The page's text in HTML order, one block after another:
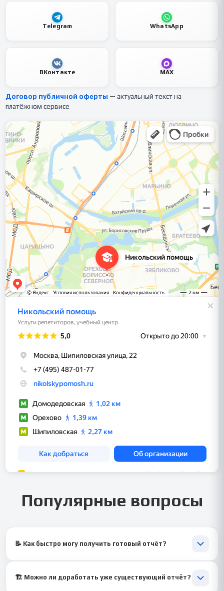
Telegram WhatsApp
ВКонтакте MAX
Договор публичной оферты — актуальный текст на
платёжном сервисе
Популярные вопросы
📝 Как быстро могу получить готовый отчёт?
дня, с гарантией качества.
🏗️ Можно ли доработать уже существующий отчёт?